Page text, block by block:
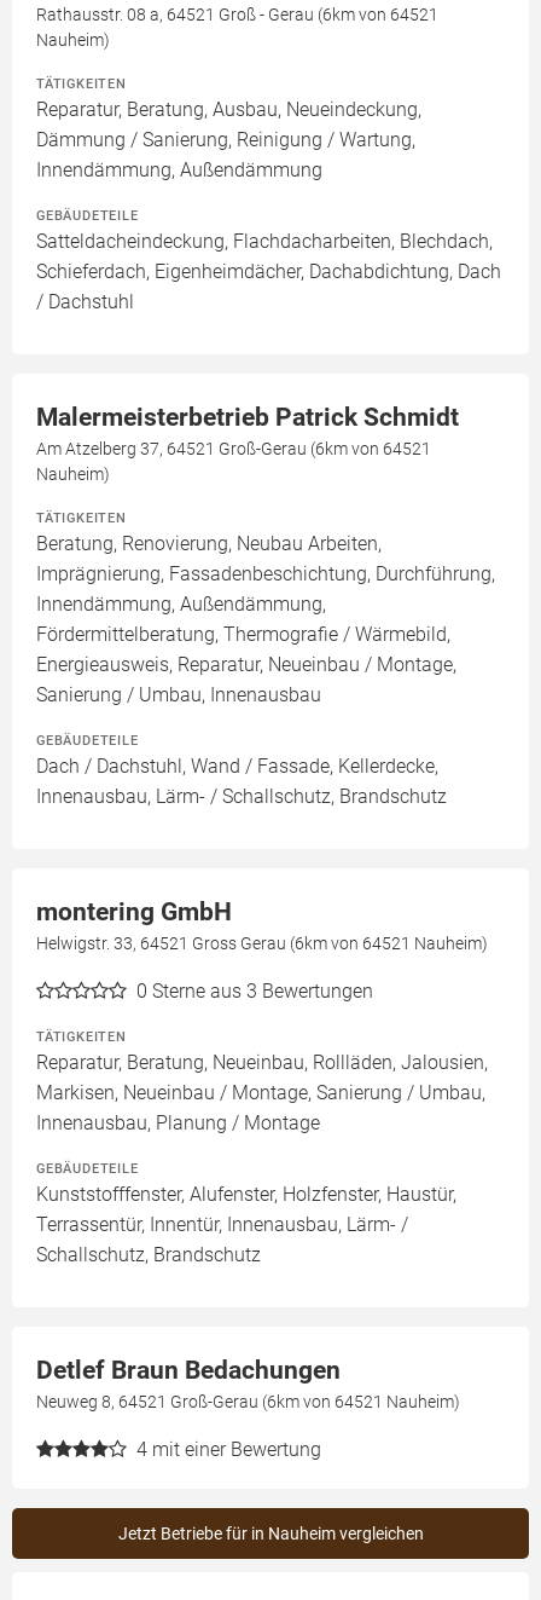
Rathausstr. 08 a, 64521 Groß - Gerau (6km von 64521
Nauheim)
TÄTIGKEITEN
Reparatur, Beratung, Ausbau, Neueindeckung,
Dämmung / Sanierung, Reinigung / Wartung,
Innendämmung, Außendämmung
GEBÄUDETEILE
Satteldacheindeckung, Flachdacharbeiten, Blechdach,
Schieferdach, Eigenheimdächer, Dachabdichtung, Dach
/ Dachstuhl
Malermeisterbetrieb Patrick Schmidt
Am Atzelberg 37, 64521 Groß-Gerau (6km von 64521
Nauheim)
TÄTIGKEITEN
Beratung, Renovierung, Neubau Arbeiten,
Imprägnierung, Fassadenbeschichtung, Durchführung,
Innendämmung, Außendämmung,
Fördermittelberatung, Thermografie / Wärmebild,
Energieausweis, Reparatur, Neueinbau / Montage,
Sanierung / Umbau, Innenausbau
GEBÄUDETEILE
Dach / Dachstuhl, Wand / Fassade, Kellerdecke,
Innenausbau, Lärm- / Schallschutz, Brandschutz
montering GmbH
Helwigstr. 33, 64521 Gross Gerau (6km von 64521 Nauheim)
0 Sterne aus 3 Bewertungen
TÄTIGKEITEN
Reparatur, Beratung, Neueinbau, Rollläden, Jalousien,
Markisen, Neueinbau / Montage, Sanierung / Umbau,
Innenausbau, Planung / Montage
GEBÄUDETEILE
Kunststofffenster, Alufenster, Holzfenster, Haustür,
Terrassentür, Innentür, Innenausbau, Lärm- /
Schallschutz, Brandschutz
Detlef Braun Bedachungen
Neuweg 8, 64521 Groß-Gerau (6km von 64521 Nauheim)
4 mit einer Bewertung
Jetzt Betriebe für in Nauheim vergleichen